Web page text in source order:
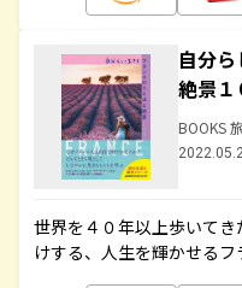
自分
絶景１
BOOKS
世界を４０年以上歩いて
けする、人生を輝かせる